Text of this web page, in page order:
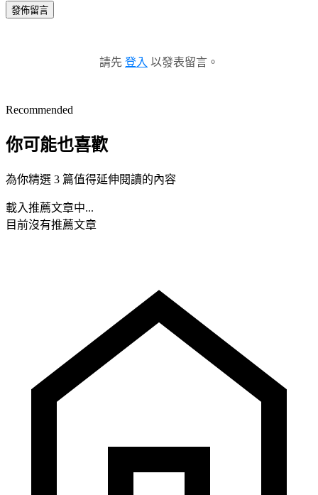
發佈留言
請先 登入 以發表留言。
Recommended
你可能也喜歡
為你精選 3 篇值得延伸閱讀的內容
載入推薦文章中...
目前沒有推薦文章